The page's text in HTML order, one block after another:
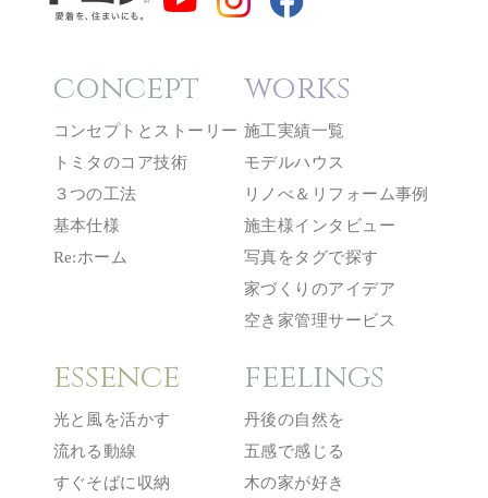
concept
コンセプトとストーリー
トミタのコア技術
３つの工法
基本仕様
Re:ホーム
works
施工実績一覧
モデルハウス
リノべ＆リフォーム事例
施主様インタビュー
写真をタグで探す
家づくりのアイデア
空き家管理サービス
essence
光と風を活かす
流れる動線
すぐそばに収納
feelings
丹後の自然を
五感で感じる
木の家が好き